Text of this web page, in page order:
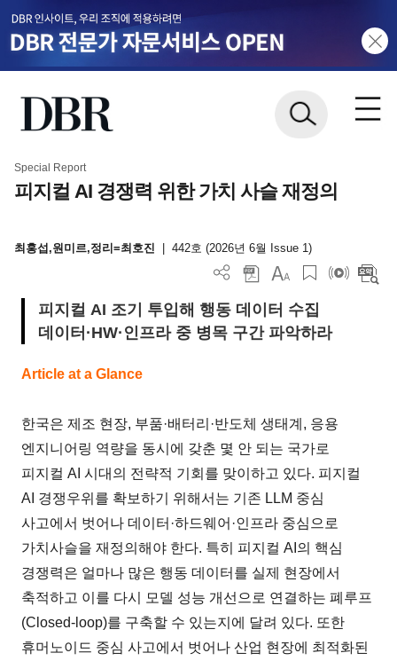
Special Report
피지컬 AI 경쟁력 위한 가치 사슬 재정의
최홍섭,원미르,정리=최호진 442호 (2026년 6월 Issue 1)
피지컬 AI 조기 투입해 행동 데이터 수집
데이터·HW·인프라 중 병목 구간 파악하라
Article at a Glance
한국은 제조 현장, 부품·배터리·반도체 생태계, 응용
엔지니어링 역량을 동시에 갖춘 몇 안 되는 국가로
피지컬 AI 시대의 전략적 기회를 맞이하고 있다. 피지컬
AI 경쟁우위를 확보하기 위해서는 기존 LLM 중심
사고에서 벗어나 데이터·하드웨어·인프라 중심으로
가치사슬을 재정의해야 한다. 특히 피지컬 AI의 핵심
경쟁력은 얼마나 많은 행동 데이터를 실제 현장에서
축적하고 이를 다시 모델 성능 개선으로 연결하는 폐루프
(Closed-loop)를 구축할 수 있는지에 달려 있다. 또한
휴머노이드 중심 사고에서 벗어나 산업 현장에 최적화된